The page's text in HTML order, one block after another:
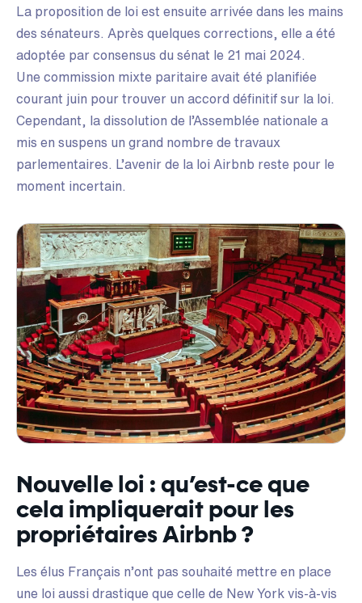
La proposition de loi est ensuite arrivée dans les mains
des sénateurs. Après quelques corrections, elle a été
adoptée par consensus du sénat le 21 mai 2024.
Une commission mixte paritaire avait été planifiée
courant juin pour trouver un accord définitif sur la loi.
Cependant, la dissolution de l’Assemblée nationale a
mis en suspens un grand nombre de travaux
parlementaires. L’avenir de la loi Airbnb reste pour le
moment incertain.
Nouvelle loi : qu’est-ce que
cela impliquerait pour les
propriétaires Airbnb ?
Les élus Français n’ont pas souhaité mettre en place
une loi aussi drastique que celle de New York vis-à-vis